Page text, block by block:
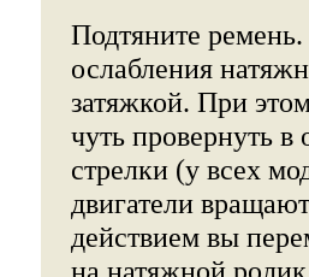
Подтяните
ослабления
затяжкой. При
чуть провернуть в
стрелки (у всех
двигатели
действием вы